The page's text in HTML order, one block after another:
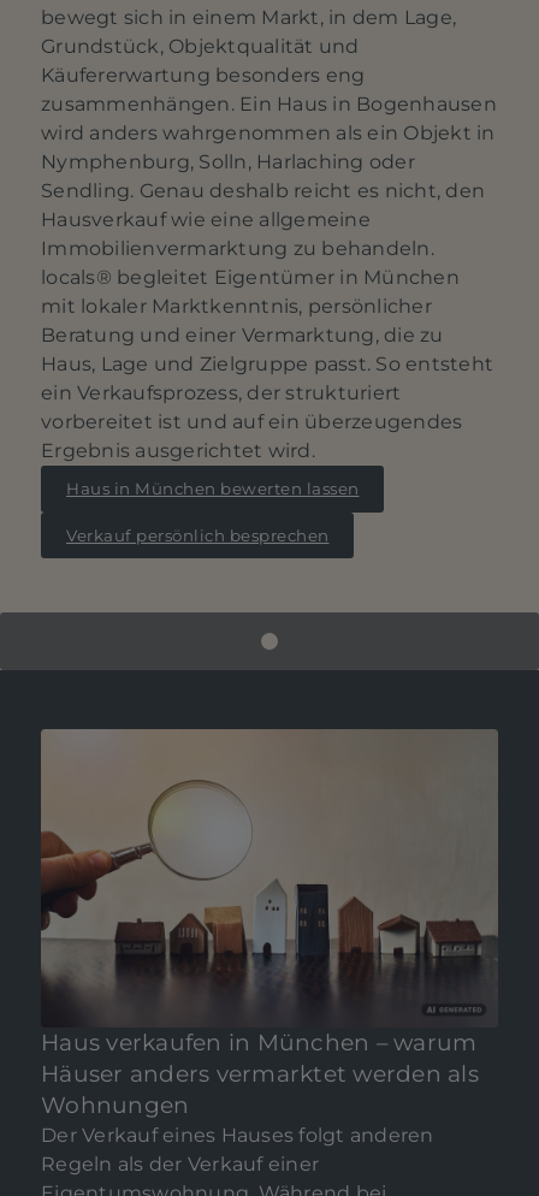
bewegt sich in einem Markt, in dem Lage,
Grundstück, Objektqualität und
Käufererwartung besonders eng
zusammenhängen. Ein Haus in Bogenhausen
wird anders wahrgenommen als ein Objekt in
Nymphenburg, Solln, Harlaching oder
Sendling. Genau deshalb reicht es nicht, den
Hausverkauf wie eine allgemeine
Immobilienvermarktung zu behandeln.
locals® begleitet Eigentümer in München
mit lokaler Marktkenntnis, persönlicher
Beratung und einer Vermarktung, die zu
Haus, Lage und Zielgruppe passt. So entsteht
ein Verkaufsprozess, der strukturiert
vorbereitet ist und auf ein überzeugendes
Ergebnis ausgerichtet wird.
Haus in München bewerten lassen
Verkauf persönlich besprechen
IMMOBILIE
Externe Dienste / Social
Media
Inhalte aus externen Quellen,
Media-Plattformen. Wenn
Cookies von externen Medien
akzeptiert werden, bedarf der
Zugriff auf diese Inhalte
keiner manuellen
Zustimmung mehr
Haus verkaufen in München – warum
Häuser anders vermarktet werden als
Wohnungen
Der Verkauf eines Hauses folgt anderen
Regeln als der Verkauf einer